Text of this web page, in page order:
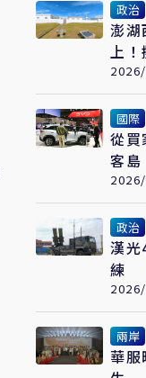
政治
澎湖
上
全鄉
耗戰
國際
從
客島
矛盾
政治
漢光
練
護桃
兩岸
華